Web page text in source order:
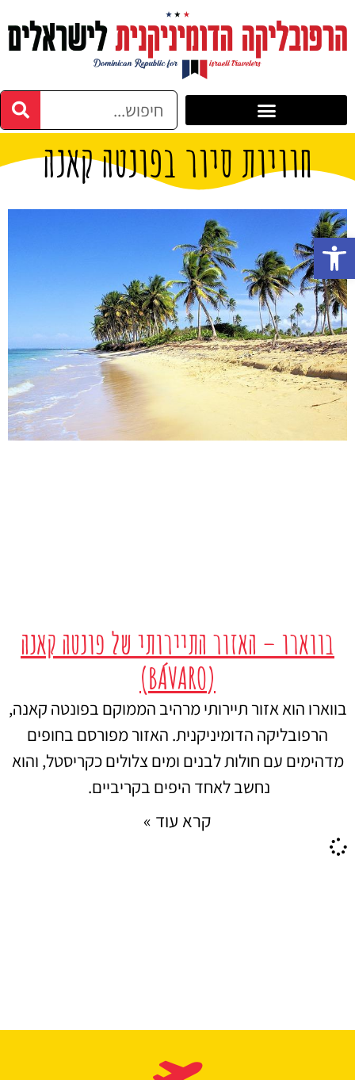
חוויות סיור בפונטה קאנה
בווארו – האזור התיירותי של פונטה קאנה
(BÁVARO)
בווארו הוא אזור תיירותי מרהיב הממוקם בפונטה קאנה,
הרפובליקה הדומיניקנית. האזור מפורסם בחופים
מדהימים עם חולות לבנים ומים צלולים כקריסטל, והוא
נחשב לאחד היפים בקריביים.
קרא עוד »
פתח סרגל נגישות